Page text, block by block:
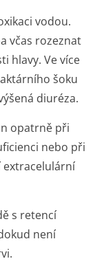
vodou.
včas rozeznat
hlavy. Ve více
šoku
diuréza.
opatrně při
nebo při
extracelulární
s retencí
není